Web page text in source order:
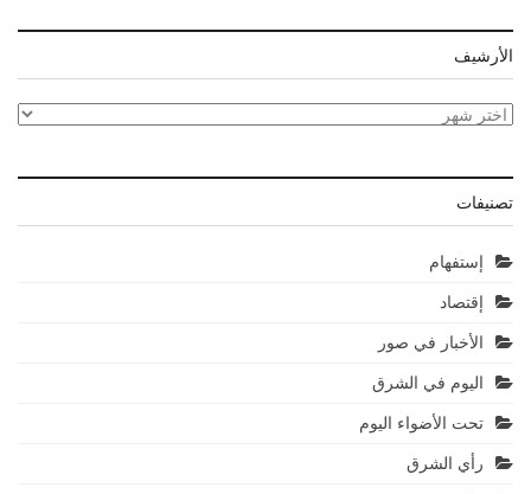
الأرشيف
الأرشيف
تصنيفات
إستفهام
إقتصاد
الأخبار في صور
اليوم في الشرق
تحت الأضواء اليوم
رأي الشرق